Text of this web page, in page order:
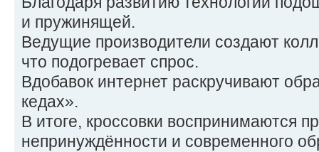
и пружинящей.
Ведущие производители создают
что подогревает спрос.
Вдобавок интернет раскручивают
кедах».
В итоге, кроссовки воспринимаются
непринуждённости и современного